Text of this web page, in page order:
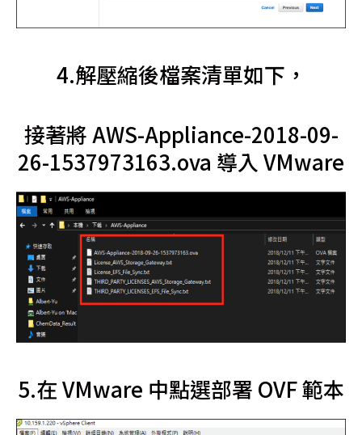
4.解壓縮後檔案清單如下，
接著將 AWS-Appliance-2018-09-
26-1537973163.ova 導入 VMware
5.在 VMware 中點選部署 OVF 範本